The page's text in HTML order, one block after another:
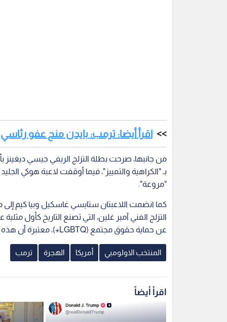
اقرأ أيضا: ترمب: بايدن منح عفو
من جانبها، صرحت بطلة التزلج الريفي جيسي
بـ "الكراهية والتمييز"، فيما أوقفت لاعبة هوكي
"مروعة".
كما انضمت اللاعبتان ستايسي غاسكيل وبيا كيم إلى
التزلج الفني آمبر غلين، التي تصنع التاريخ كأول
عن حماية حقوق مجتمع (LGBTQ+)، معتبرة أن هذه القضايا تمس حياة الناس اليومية بشكل مباشر.
المنتخب الاولومبي أمريكا الهجرة ترمب
اقرأ أيضاً